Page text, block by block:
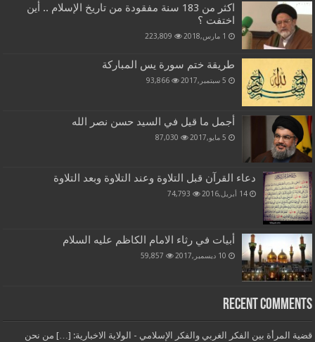
اكثر من 183 سنة مفقودة من تاريخ الإسلام .. أين
اختفت ؟
1 مارس,2018 223,809
طريقة ختم سورة يس المباركة
5 سبتمبر,2017 93,866
أجمل ما قيل في السيد حسن نصر الله
5 مايو,2017 87,030
دعاء القرآن قبل التلاوة وعند التلاوة وبعد التلاوة
14 أبريل,2016 74,793
أبيات في رثاء الامام الكاظم عليه السلام
10 ديسمبر,2017 59,857
Recent Comments
قضية المرأة بين الفكر الغربي والفكر الإسلامي - الولاية الاخبارية: […] من نحن